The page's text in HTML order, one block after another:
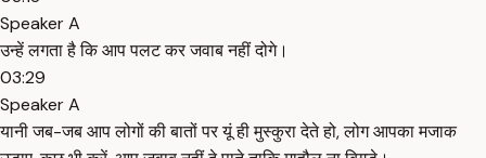
Speaker A
उन्हें लगता है कि आप पलट कर जवाब नहीं दोगे।
03:29
Speaker A
यानी जब-जब आप लोगों की बातों पर यूं ही मुस्कुरा देते हो, लोग आपका मजाक